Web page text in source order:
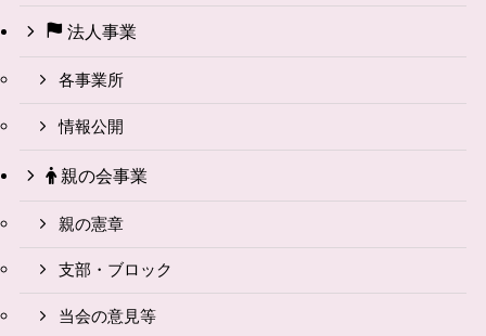
法人事業
各事業所
情報公開
親の会事業
親の憲章
支部・ブロック
当会の意見等